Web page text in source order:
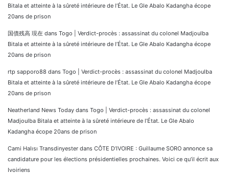
Bitala et atteinte à la sûreté intérieure de l’État. Le Gle Abalo Kadangha écope
20ans de prison
国債残高 現在 dans Togo | Verdict-procès : assassinat du colonel Madjoulba
Bitala et atteinte à la sûreté intérieure de l’État. Le Gle Abalo Kadangha écope
20ans de prison
rtp sapporo88 dans Togo | Verdict-procès : assassinat du colonel Madjoulba
Bitala et atteinte à la sûreté intérieure de l’État. Le Gle Abalo Kadangha écope
20ans de prison
Neatherland News Today dans Togo | Verdict-procès : assassinat du colonel
Madjoulba Bitala et atteinte à la sûreté intérieure de l’État. Le Gle Abalo
Kadangha écope 20ans de prison
Cami Halısı Transdinyester dans CÔTE D’IVOIRE : Guillaume SORO annonce sa
candidature pour les élections présidentielles prochaines. Voici ce qu’il écrit aux
Ivoiriens